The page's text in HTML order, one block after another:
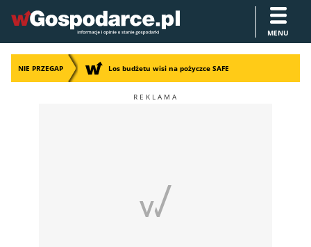
MENU
NIE PRZEGAP Los budżetu wisi na pożyczce SAFE